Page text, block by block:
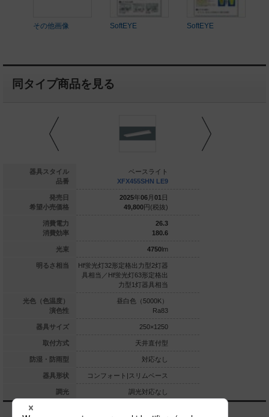
その他画像 SoftEYE SoftEYE
同タイプ商品を見る
器具スタイル
品番
発売日
希望小売価格
消費電力
消費効率
光束
明るさ相当
光色（色温度）
演色性
器具サイズ
取付方式
防湿・防雨型
器具形状
調光
ベースライト
円(税抜)
31.9
143.5
出力型2灯器
白色（4000K）
250×1250
天井直付型
対応なし
|スリムベース
ベースライト
XFX455SHN LE9
2025年06 月 01 日
49,800円(税抜)
26.3
180.6
4750lm
Hf蛍光灯32形定格出力型2灯器
具相当／Hf蛍光灯63形定格出
力型1灯器具相当
昼白色（5000K）
Ra83
250×1250
天井直付型
対応なし
コンフォート|スリムベース
調光対応なし